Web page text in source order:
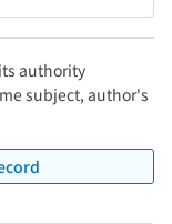
authority
subject, author's